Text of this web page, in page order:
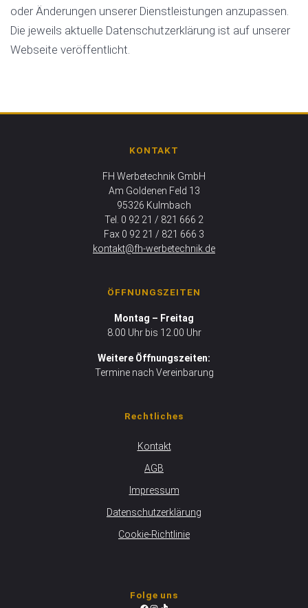
oder Änderungen unserer Dienstleistungen anzupassen.
Die jeweils aktuelle Datenschutzerklärung ist auf unserer
Webseite veröffentlicht.
KONTAKT
FH Werbetechnik GmbH
Am Goldenen Feld 13
95326 Kulmbach
Tel. 0 92 21 / 821 666 2
Fax 0 92 21 / 821 666 3
kontakt@fh-werbetechnik.de
ÖFFNUNGSZEITEN
Montag – Freitag
8.00 Uhr bis 12.00 Uhr
Weitere Öffnungszeiten:
Termine nach Vereinbarung
Rechtliches
Kontakt
AGB
Impressum
Datenschutzerklärung
Cookie-Richtlinie
Folge uns